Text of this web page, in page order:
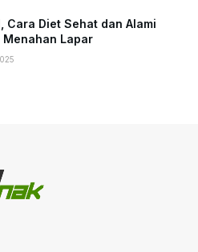
Cara Diet Sehat dan Alami
Menahan Lapar